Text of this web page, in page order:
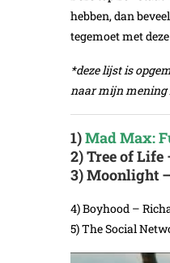
hebben, dan
tegemoet met
*deze lijst is
naar mijn mening
1)Mad Max:
2) Tree of
3) Moonlight
4) Boyhood –
5) The Social